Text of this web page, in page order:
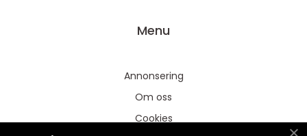
Menu
Annonsering
Om oss
Cookies